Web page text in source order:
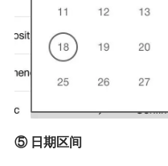
⑤ 日期区间